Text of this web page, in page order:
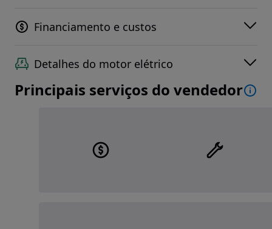
Financiamento e custos
Detalhes do motor elétrico
Principais serviços do vendedor